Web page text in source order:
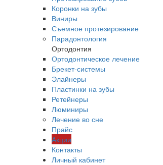
Коронки на зубы
Виниры
Съемное протезирование
Парадонтология
Ортодонтия
Ортодонтическое лечение
Брекет-системы
Элайнеры
Пластинки на зубы
Ретейнеры
Люминиры
Лечение во сне
Прайс
Акции
Контакты
Личный кабинет